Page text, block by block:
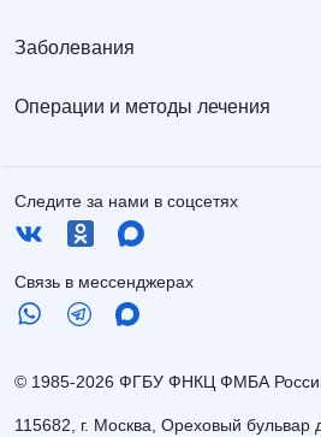
Заболевания
Операции и методы лечения
Следите за нами в соцсетях
Связь в мессенджерах
© 1985-2026 ФГБУ ФНКЦ ФМБА
115682, г. Москва, Ореховый бульвар